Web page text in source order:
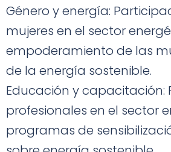
Género y energía:
mujeres en el sector
empoderamiento de las
de la energía sostenible.
Educación y capacitación:
profesionales en el sector
programas de